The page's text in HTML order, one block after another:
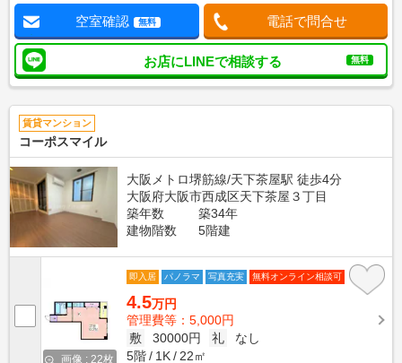
空室確認 無料 電話で問合せ
お店にLINEで相談する 無料
賃貸マンション
コーポスマイル
大阪メトロ堺筋線/天下茶屋駅 徒歩4分
大阪府大阪市西成区天下茶屋３丁目
築年数
築34年
建物階数
5階建
画像 : 22枚
即入居 パノラマ 写真充実 無料オンライン相談可
4.5万円
管理費等：5,000円
敷
30000円 礼
なし
5階
1K 22㎡